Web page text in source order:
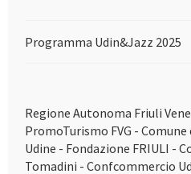
Programma Udin&Jazz 2025
Regione Autonoma Friuli
PromoTurismo FVG - Comune
Udine - Fondazione FRIULI -
Tomadini - Confcommercio